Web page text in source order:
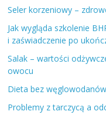
Seler korzeniowy –
Jak wygląda szkolenie
i zaświadczenie po
Salak – wartości
owocu
Dieta bez
Problemy z tarczycą a